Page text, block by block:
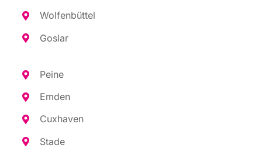
Wol­fen­büt­tel
Gos­lar
Pei­ne
Emden
Cux­ha­ven
Sta­de